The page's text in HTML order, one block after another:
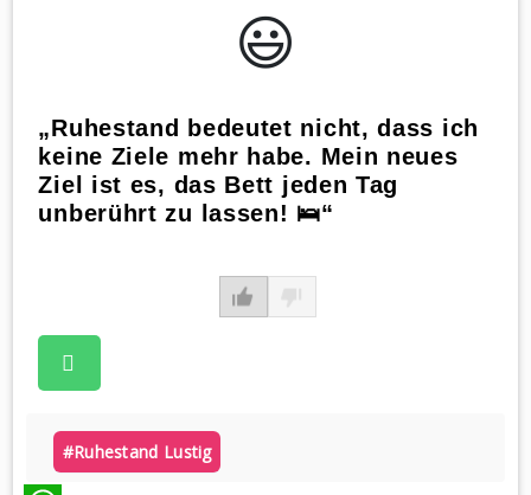
😃️
„Ruhestand bedeutet nicht, dass ich
keine Ziele mehr habe. Mein neues
Ziel ist es, das Bett jeden Tag
unberührt zu lassen! 🛌“
#ruhestand Lustig